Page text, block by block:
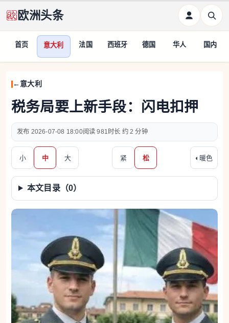
欧洲头条
首页 意大利 法国 西班牙 德国 华人 国内
意大利
税务局要上新手段：闪电扣押
2026-07-08 18:00 981 约 2 分钟
小 中 大 紧 松 ◐ 暖色
本文目录（0）